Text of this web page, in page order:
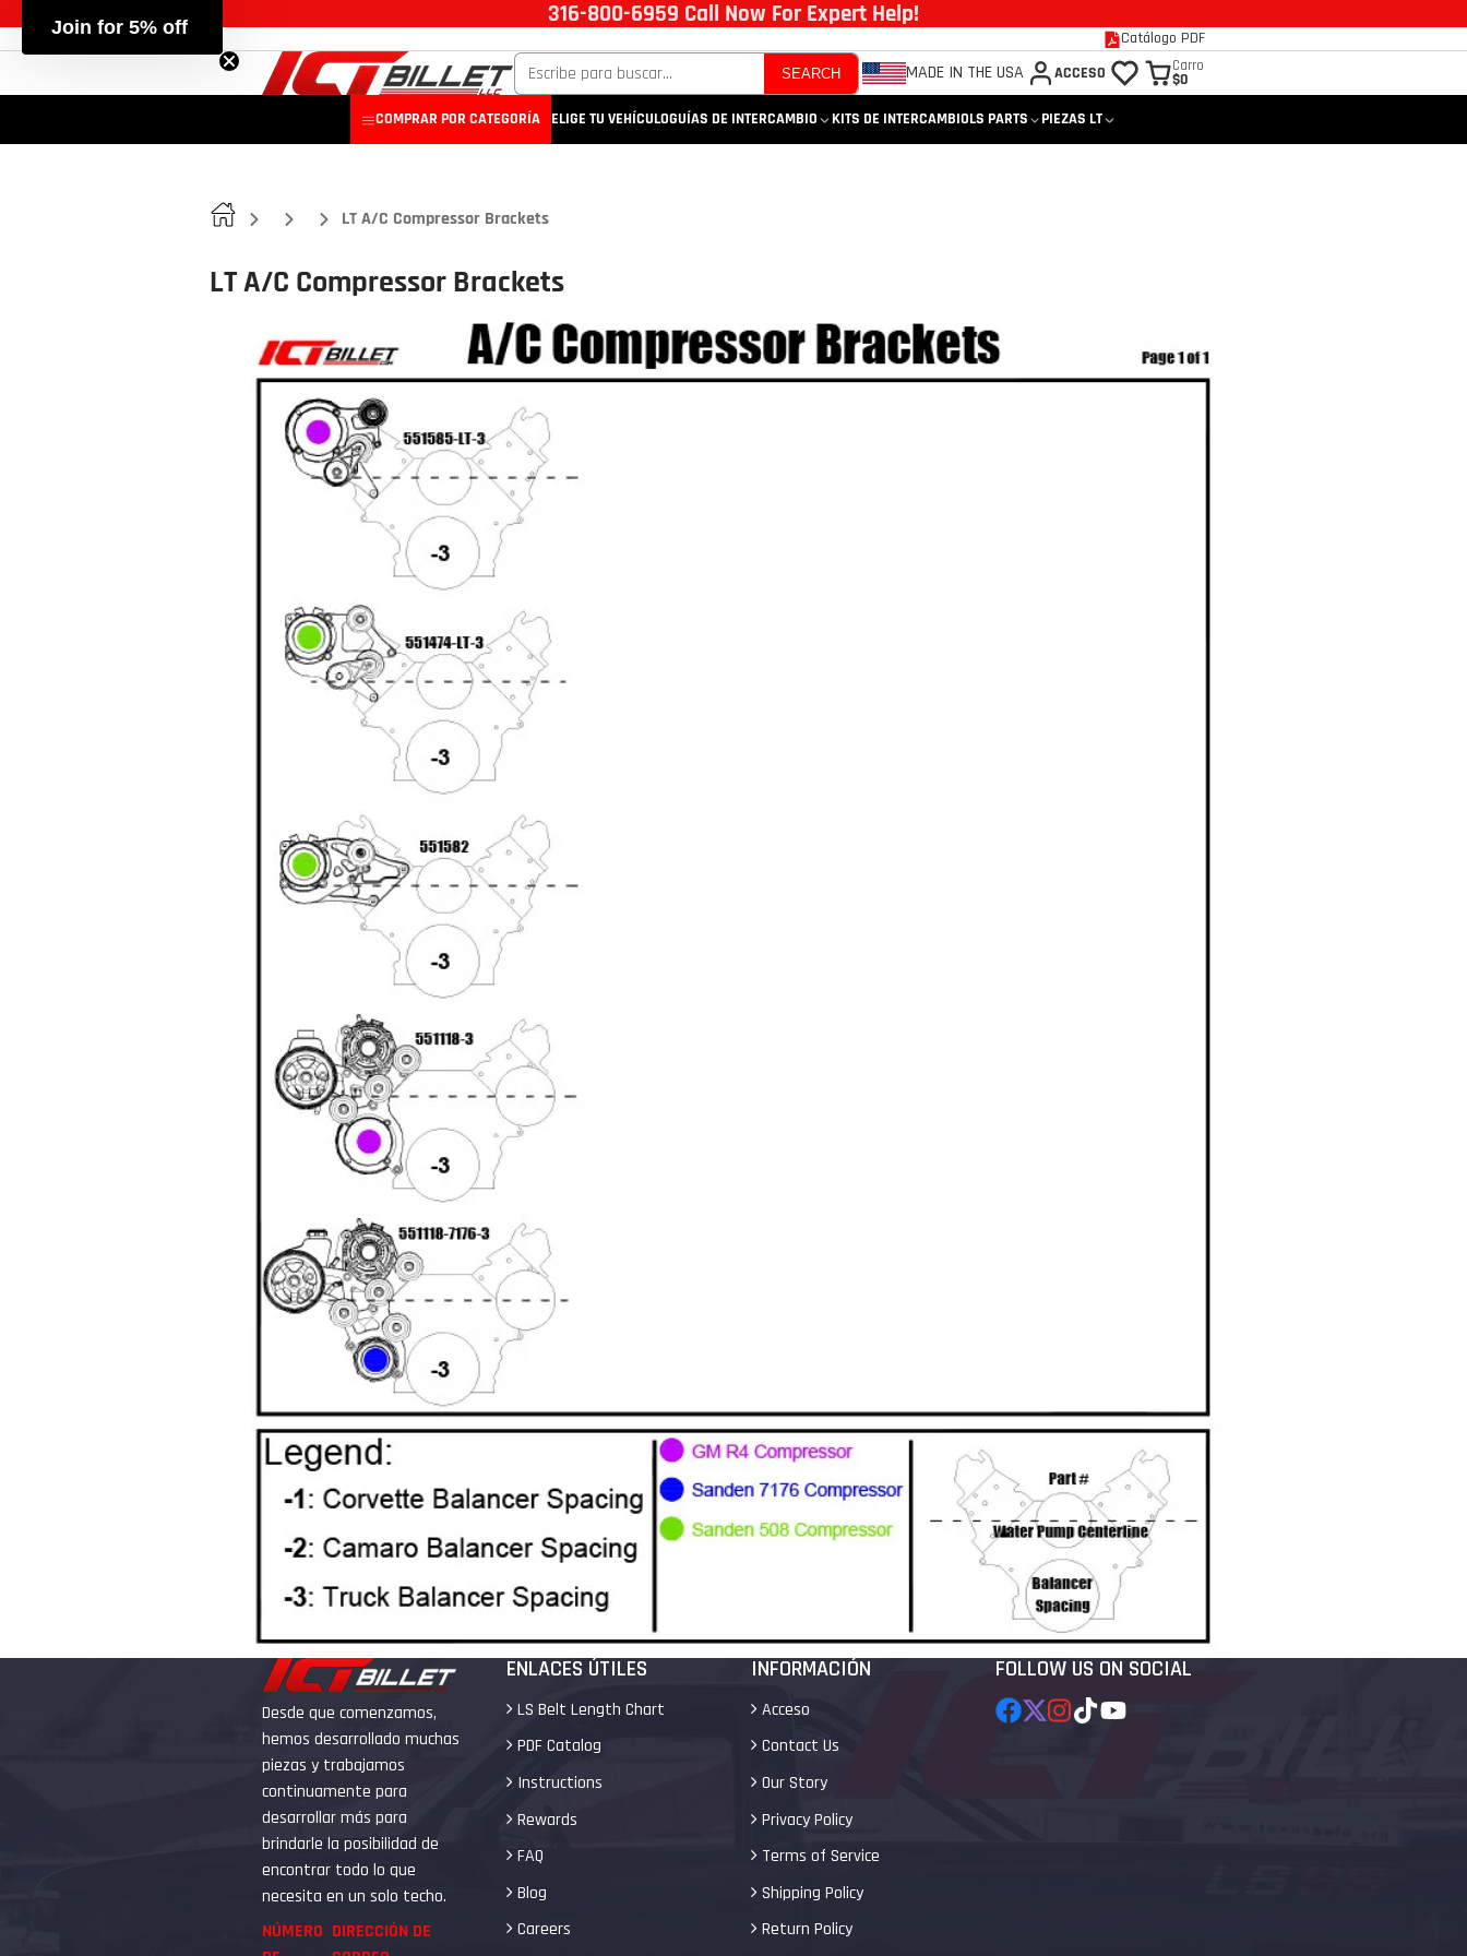
316-800-6959 Call Now For Expert Help!
Catálogo PDF
SEARCH MADE IN THE USA ACCESO Carro
$0
COMPRAR POR CATEGORÍA ELIGE TU VEHÍCULOGUÍAS DE INTERCAMBIO KITS DE INTERCAMBIOLS PARTS PIEZAS LT
LT A/C Compressor Brackets
LT A/C Compressor Brackets
Desde que comenzamos,
hemos desarrollado muchas
piezas y trabajamos
continuamente para
desarrollar más para
brindarle la posibilidad de
encontrar todo lo que
necesita en un solo techo.
NÚMERO DIRECCIÓN DE
ENLACES ÚTILES
LS Belt Length Chart
PDF Catalog
Instructions
Rewards
FAQ
Blog
Careers
INFORMACIÓN
Acceso
Contact Us
Our Story
Privacy Policy
Terms of Service
Shipping Policy
Return Policy
FOLLOW US ON SOCIAL
Start Your Build Strong 💪
Sign up to get 5% off your first order and first access to
new parts, pro tips, and exclusive deals.
Email
Get My Discount